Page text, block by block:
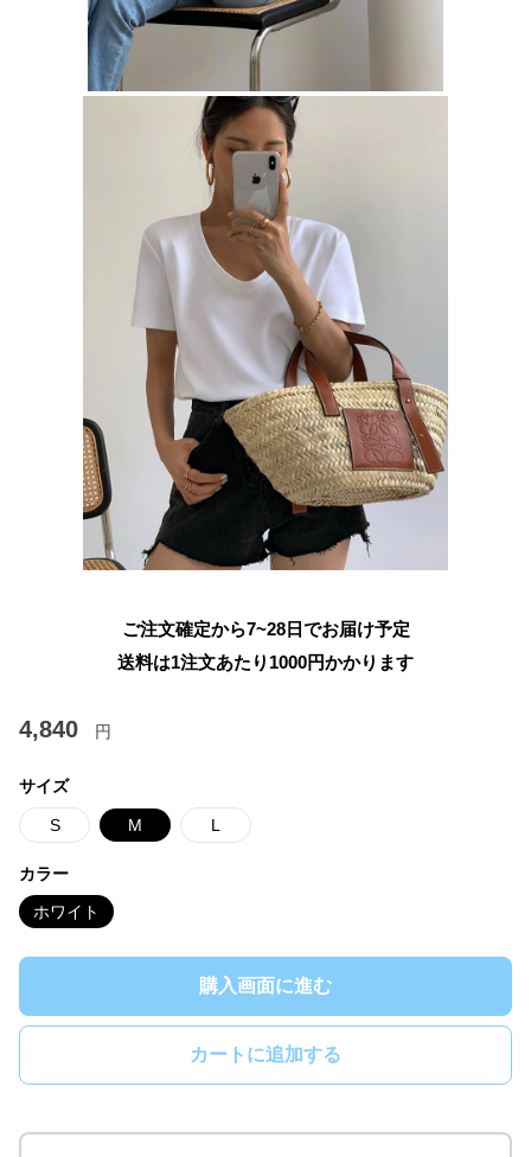
ご注文確定から7~28日でお届け予定
送料は1注文あたり 1000円かかります
4,840 円
サイズ
S M L
カラー
ホワイト
購入画面に進む
カートに追加する